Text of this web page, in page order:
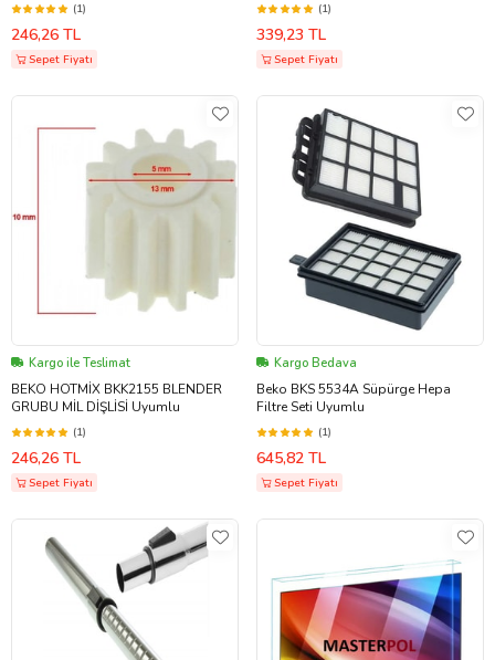
(1)
246,26 TL
Sepet Fiyatı
(1)
339,23 TL
Sepet Fiyatı
Kargo ile Teslimat
BEKO HOTMİX BKK2155 BLENDER
GRUBU MİL DİŞLİSİ Uyumlu
(1)
246,26 TL
Sepet Fiyatı
Kargo Bedava
Beko BKS 5534A Süpürge Hepa
Filtre Seti Uyumlu
(1)
645,82 TL
Sepet Fiyatı